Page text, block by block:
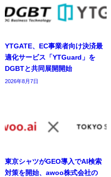
YTGATE、EC事業者向け決済最
適化サービス「YTGuard」を
DGBTと共同展開開始
2026年8月7日
東京シャツがGEO導入でAI検索
対策を開始、awoo株式会社の